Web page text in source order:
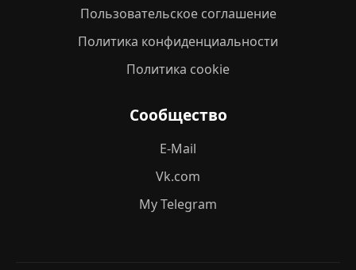
Пользовательское соглашение
Политика конфиденциальности
Политика cookie
Сообщество
E-Mail
Vk.com
My Telegram